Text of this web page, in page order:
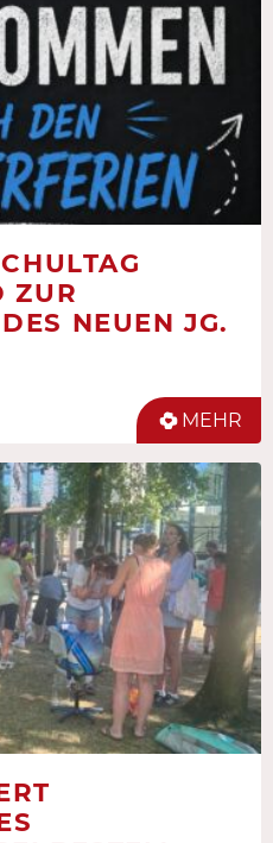
ZUR
NEUEN JG.
MEHR